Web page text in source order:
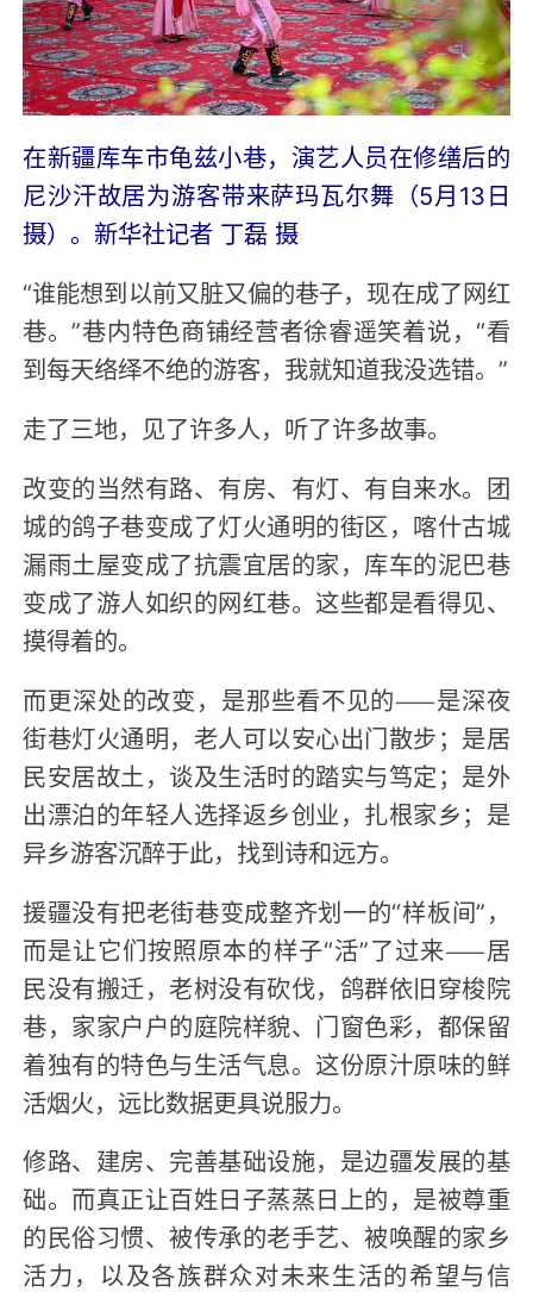
在新疆库车市龟兹小巷，演艺人员在修缮后的
尼沙汗故居为游客带来萨玛瓦尔舞（5月13日
摄）。新华社记者 丁磊 摄
“谁能想到以前又脏又偏的巷子，现在成了网红
巷。”巷内特色商铺经营者徐睿遥笑着说，“看
到每天络绎不绝的游客，我就知道我没选错。”
走了三地，见了许多人，听了许多故事。
改变的当然有路、有房、有灯、有自来水。团
城的鸽子巷变成了灯火通明的街区，喀什古城
漏雨土屋变成了抗震宜居的家，库车的泥巴巷
变成了游人如织的网红巷。这些都是看得见、
摸得着的。
而更深处的改变，是那些看不见的——是深夜
街巷灯火通明，老人可以安心出门散步；是居
民安居故土，谈及生活时的踏实与笃定；是外
出漂泊的年轻人选择返乡创业，扎根家乡；是
异乡游客沉醉于此，找到诗和远方。
援疆没有把老街巷变成整齐划一的“样板间”，
而是让它们按照原本的样子“活”了过来——居
民没有搬迁，老树没有砍伐，鸽群依旧穿梭院
巷，家家户户的庭院样貌、门窗色彩，都保留
着独有的特色与生活气息。这份原汁原味的鲜
活烟火，远比数据更具说服力。
修路、建房、完善基础设施，是边疆发展的基
础。而真正让百姓日子蒸蒸日上的，是被尊重
的民俗习惯、被传承的老手艺、被唤醒的家乡
活力，以及各族群众对未来生活的希望与信